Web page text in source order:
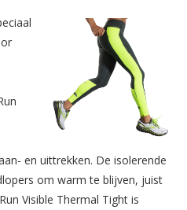
en uittrekken. De isolerende
om warm te blijven, juist
Visible Thermal Tight is